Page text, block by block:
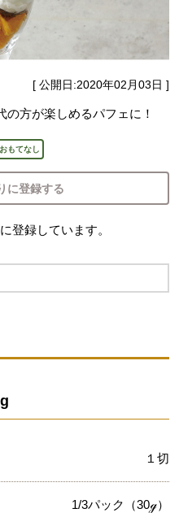
[ 公開日:2020年02月03日 ]
方が楽しめるパフェに！
おもてなし
に登録する
登録しています。
１切
1/3パック（30ℊ）